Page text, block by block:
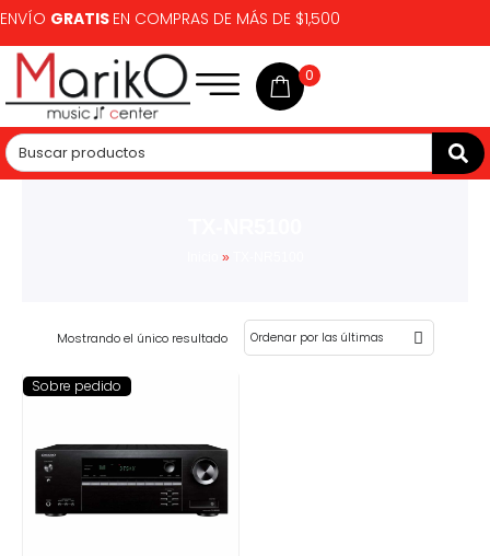
ENVÍO GRATIS EN COMPRAS DE MÁS DE $1,500
0
»
Mostrando el único resultado
Sobre pedido